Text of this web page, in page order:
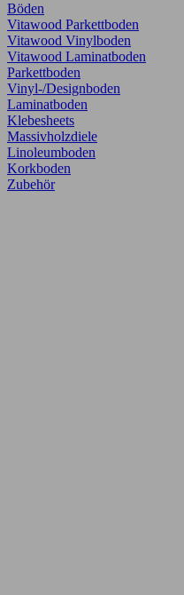
Böden
Vitawood Parkettboden
Vitawood Vinylboden
Vitawood Laminatboden
Parkettboden
Vinyl-/Designboden
Laminatboden
Klebesheets
Massivholzdiele
Linoleumboden
Korkboden
Zubehör